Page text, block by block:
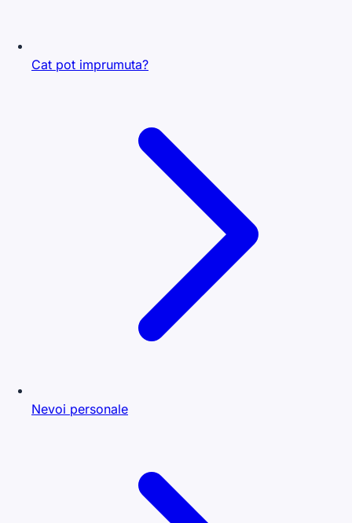
Cat pot imprumuta?
Nevoi personale